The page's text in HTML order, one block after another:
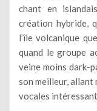
chant en
création hybride,
l’île volcanique
quand le groupe
veine moins dark-
son meilleur, allant
vocales